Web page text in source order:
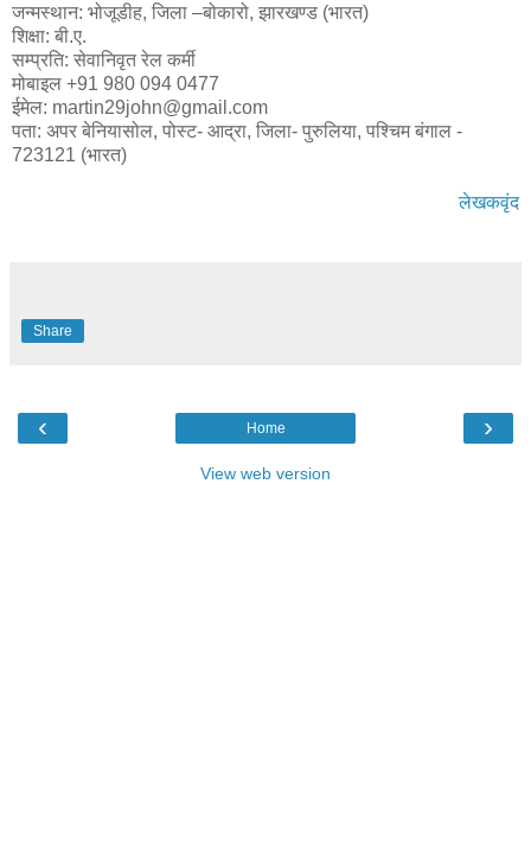
जन्मस्थान: भोजूडीह, जिला –बोकारो, झारखण्ड (भारत)
शिक्षा: बी.ए.
सम्प्रति: सेवानिवृत रेल कर्मी
मोबाइल +91 980 094 0477
ईमेल: martin29john@gmail.com
पता: अपर बेनियासोल, पोस्ट- आद्रा, जिला- पुरुलिया, पश्चिम बंगाल -
723121 (भारत)
लेखकवृंद
Share
‹ ›
Home
View web version